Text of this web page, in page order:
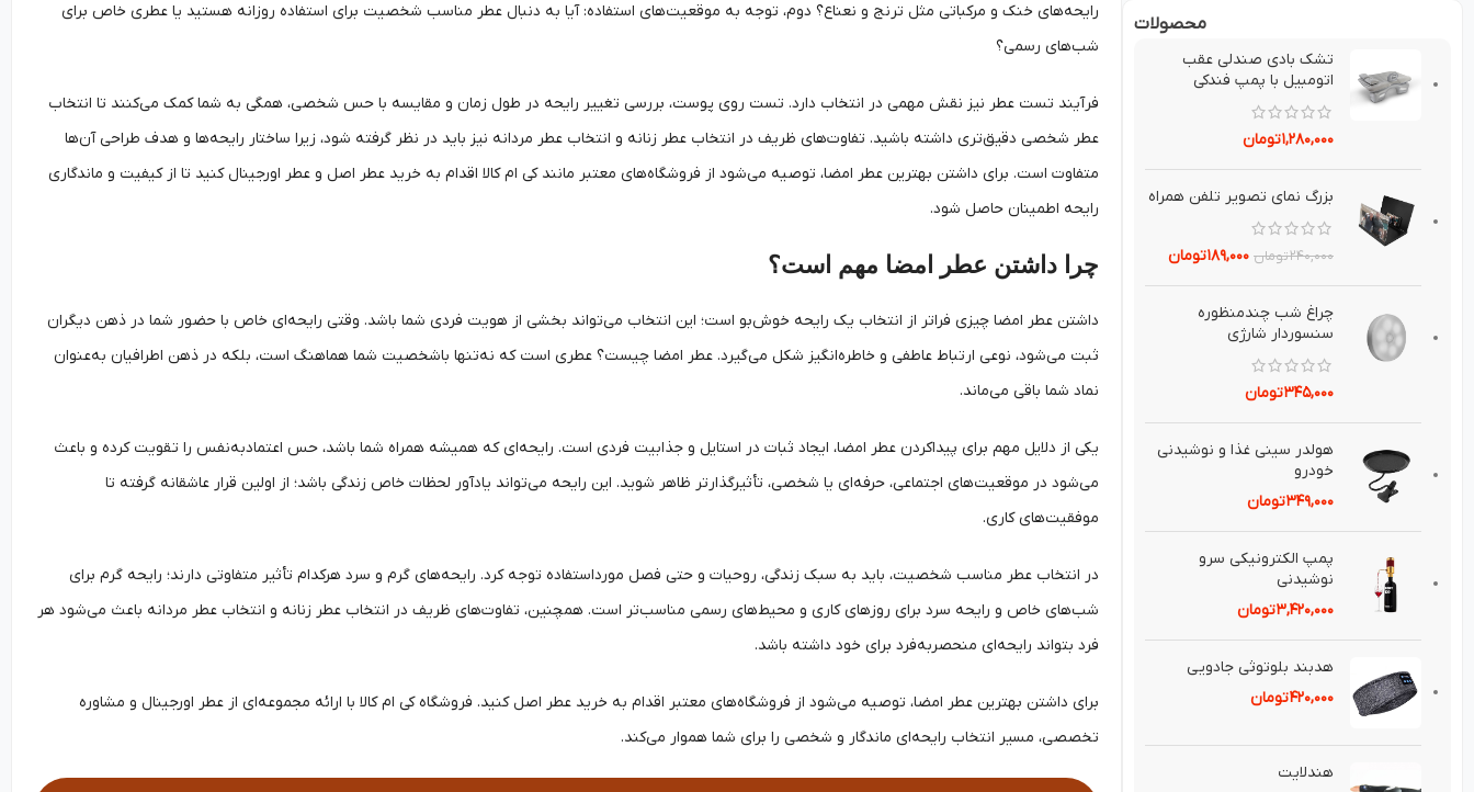
محصولات
تشك بادي صندلي عقب
اتومبيل با پمپ فندکی
۱,۲۸۰,۰۰۰تومان
بزرگ نماي تصوير تلفن همراه
۲۴۰,۰۰۰تومان ۱۸۹,۰۰۰تومان
چراغ شب چندمنظوره
سنسوردار شارژي
۳۴۵,۰۰۰تومان
هولدر سيني غذا و نوشيدني
خودرو
۳۴۹,۰۰۰تومان
پمپ الكترونيكی سرو
نوشيدنی
۳,۴۲۰,۰۰۰تومان
هدبند بلوتوثی جادويی
۴۲۰,۰۰۰تومان
هندلايت
رایحه‌های خنک و مرکباتی مثل ترنج و نعناع؟ دوم، توجه به موقعیت‌های استفاده: آیا به دنبال عطر مناسب شخصیت برای استفاده روزانه هستید یا عطری خاص برای
شب‌های رسمی؟
فرآیند تست عطر نیز نقش مهمی در انتخاب دارد. تست روی پوست، بررسی تغییر رایحه در طول زمان و مقایسه با حس شخصی، همگی به شما کمک می‌کنند تا انتخاب
عطر شخصی دقیق‌تری داشته باشید. تفاوت‌های ظریف در انتخاب عطر زنانه و انتخاب عطر مردانه نیز باید در نظر گرفته شود، زیرا ساختار رایحه‌ها و هدف طراحی آن‌ها
متفاوت است. برای داشتن بهترین عطر امضا، توصیه می‌شود از فروشگاه‌های معتبر مانند کی ام کالا اقدام به خرید عطر اصل و عطر اورجینال کنید تا از کیفیت و ماندگاری
رایحه اطمینان حاصل شود.
چرا داشتن عطر امضا مهم است؟
داشتن عطر امضا چیزی فراتر از انتخاب یک رایحه خوش‌بو است؛ این انتخاب می‌تواند بخشی از هویت فردی شما باشد. وقتی رایحه‌ای خاص با حضور شما در ذهن دیگران
ثبت می‌شود، نوعی ارتباط عاطفی و خاطره‌انگیز شکل می‌گیرد. عطر امضا چیست؟ عطری است که نه‌تنها باشخصیت شما هماهنگ است، بلکه در ذهن اطرافیان به‌عنوان
نماد شما باقی می‌ماند.
یکی از دلایل مهم برای پیداکردن عطر امضا، ایجاد ثبات در استایل و جذابیت فردی است. رایحه‌ای که همیشه همراه شما باشد، حس اعتماد‌به‌نفس را تقویت کرده و باعث
می‌شود در موقعیت‌های اجتماعی، حرفه‌ای یا شخصی، تأثیرگذارتر ظاهر شوید. این رایحه می‌تواند یادآور لحظات خاص زندگی باشد؛ از اولین قرار عاشقانه گرفته تا
موفقیت‌های کاری.
در انتخاب عطر مناسب شخصیت، باید به سبک زندگی، روحیات و حتی فصل مورداستفاده توجه کرد. رایحه‌های گرم و سرد هرکدام تأثیر متفاوتی دارند؛ رایحه گرم برای
شب‌های خاص و رایحه سرد برای روزهای کاری و محیط‌های رسمی مناسب‌تر است. همچنین، تفاوت‌های ظریف در انتخاب عطر زنانه و انتخاب عطر مردانه باعث می‌شود هر
فرد بتواند رایحه‌ای منحصربه‌فرد برای خود داشته باشد.
برای داشتن بهترین عطر امضا، توصیه می‌شود از فروشگاه‌های معتبر اقدام به خرید عطر اصل کنید. فروشگاه کی ام کالا با ارائه مجموعه‌ای از عطر اورجینال و مشاوره
تخصصی، مسیر انتخاب رایحه‌ای ماندگار و شخصی را برای شما هموار می‌کند.